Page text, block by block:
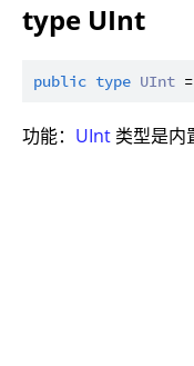
type UInt
public type UInt =
功能： UInt 类型是内